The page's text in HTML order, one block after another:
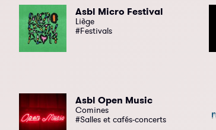
Asbl Micro Festival
Liège
#Festivals
Asbl Open Music
Comines
#Salles et cafés-concerts